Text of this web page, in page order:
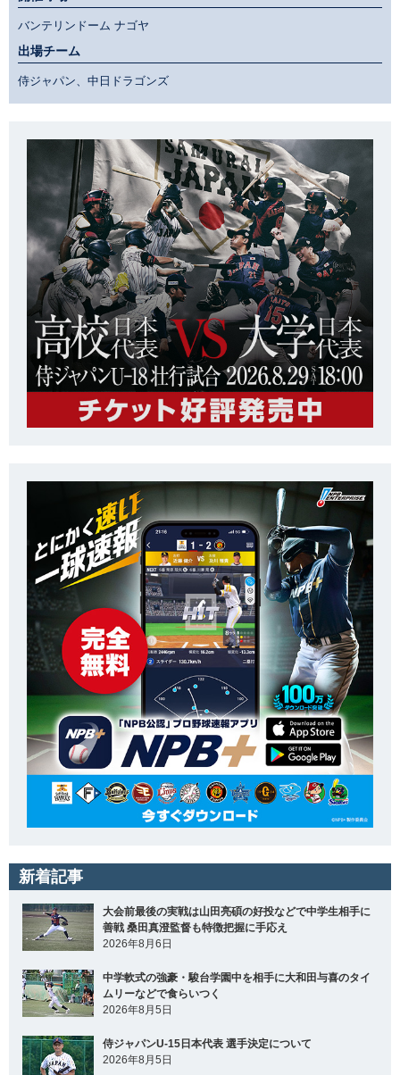
バンテリンドーム ナゴヤ
出場チーム
侍ジャパン、中日ドラゴンズ
新着記事
大会前最後の実戦は山田亮碩の好投などで中学生相手に
善戦 桑田真澄監督も特徴把握に手応え
2026年8月6日
中学軟式の強豪・駿台学園中を相手に大和田与喜のタイ
ムリーなどで食らいつく
2026年8月5日
侍ジャパンU-15日本代表 選手決定について
2026年8月5日